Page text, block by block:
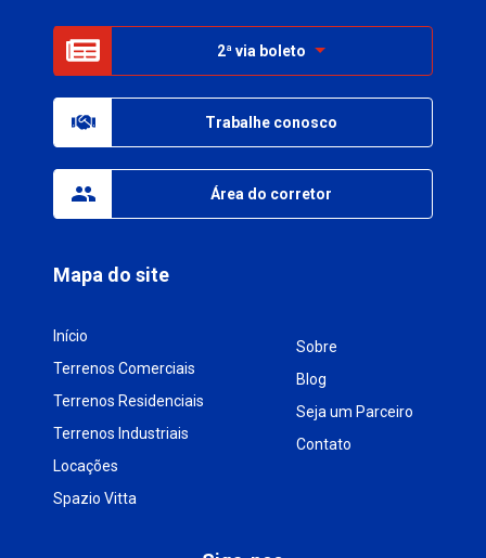
Mapa do site
Início
Terrenos Comerciais
Terrenos Residenciais
Terrenos Industriais
Locações
Spazio Vitta
Sobre
Blog
Seja um Parceiro
Contato
2ª via boleto
Trabalhe conosco
Área do corretor